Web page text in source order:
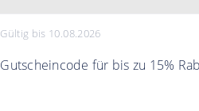
Gültig bis 10.08.2026
Gutscheincode für bis zu 15%